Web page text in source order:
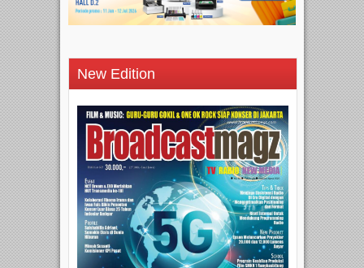
New Edition